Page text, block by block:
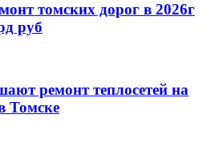
томских дорог в 2026г
руб
ремонт теплосетей на
Томске